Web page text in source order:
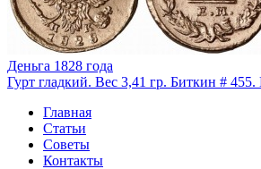
Деньга 1828 года
Гурт гладкий. Вес 3,41 гр. Биткин #
Главная
Статьи
Советы
Контакты